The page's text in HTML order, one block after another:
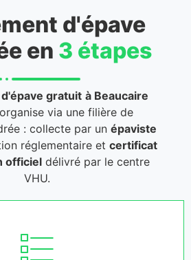
d'épave
en 3 étapes
gratuit à Beaucaire
via une filière de
: collecte par un épaviste
réglementaire et certificat
officiel délivré par le centre
VHU.